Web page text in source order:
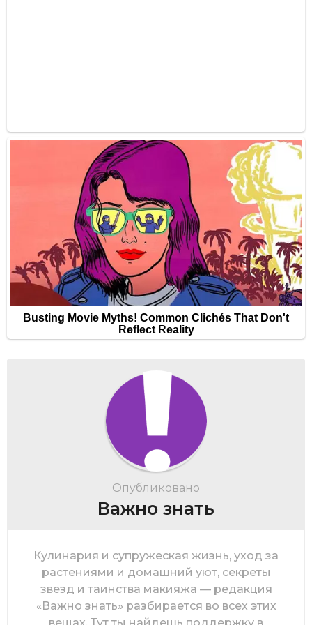
Опубликовано
Важно знать
Кулинария и супружеская жизнь, уход за
растениями и домашний уют, секреты
звезд и таинства макияжа — редакция
«Важно знать» разбирается во всех этих
вещах. Тут ты найдешь поддержку в